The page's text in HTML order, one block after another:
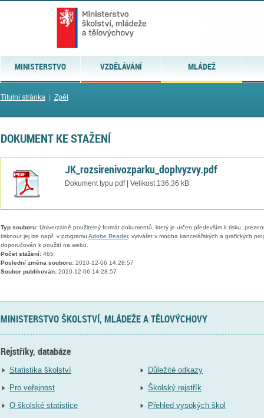
MINISTERSTVO VZDĚLÁVÁNÍ MLÁDEŽ
Titulní stránka| Zpět
DOKUMENT KE STAŽENÍ
JK_rozsirenivozparku_doplvyzvy.pdf
Dokument typu pdf | Velikost 136,36 kB
Typ souboru:Univerzálně použitelný formát dokumentů, který je určen především k tisku,
tisknout jej lze např. v programu Adobe Reader, vytvářet v mnoha kancelářských a grafických
doporučován k použití na webu.
Počet stažení:465
Poslední změna souboru:2010-12-06 14:28:57
Soubor publikován:2010-12-06 14:28:57
MINISTERSTVO ŠKOLSTVÍ, MLÁDEŽE A TĚLOVÝCHOVY
Rejstříky, databáze
Statistika školství
Pro veřejnost
O školské statistice
Důležité odkazy
Školský rejstřík
Přehled vysokých škol